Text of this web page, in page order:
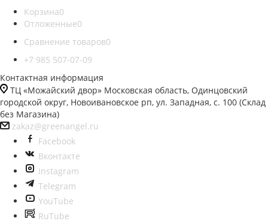
Корзина0
Отложенные0
Сравнение товаров0
+7 985 507-07-09
Контактная информация
ТЦ «Можайский двор» Московская область, Одинцовский
городской округ, Новоивановское рп, ул. Западная, с. 100 (Склад
без Магазина)
zakaz@greenangel.ru
Facebook
Вконтакте
Instagram
Telegram
YouTube
RuTube